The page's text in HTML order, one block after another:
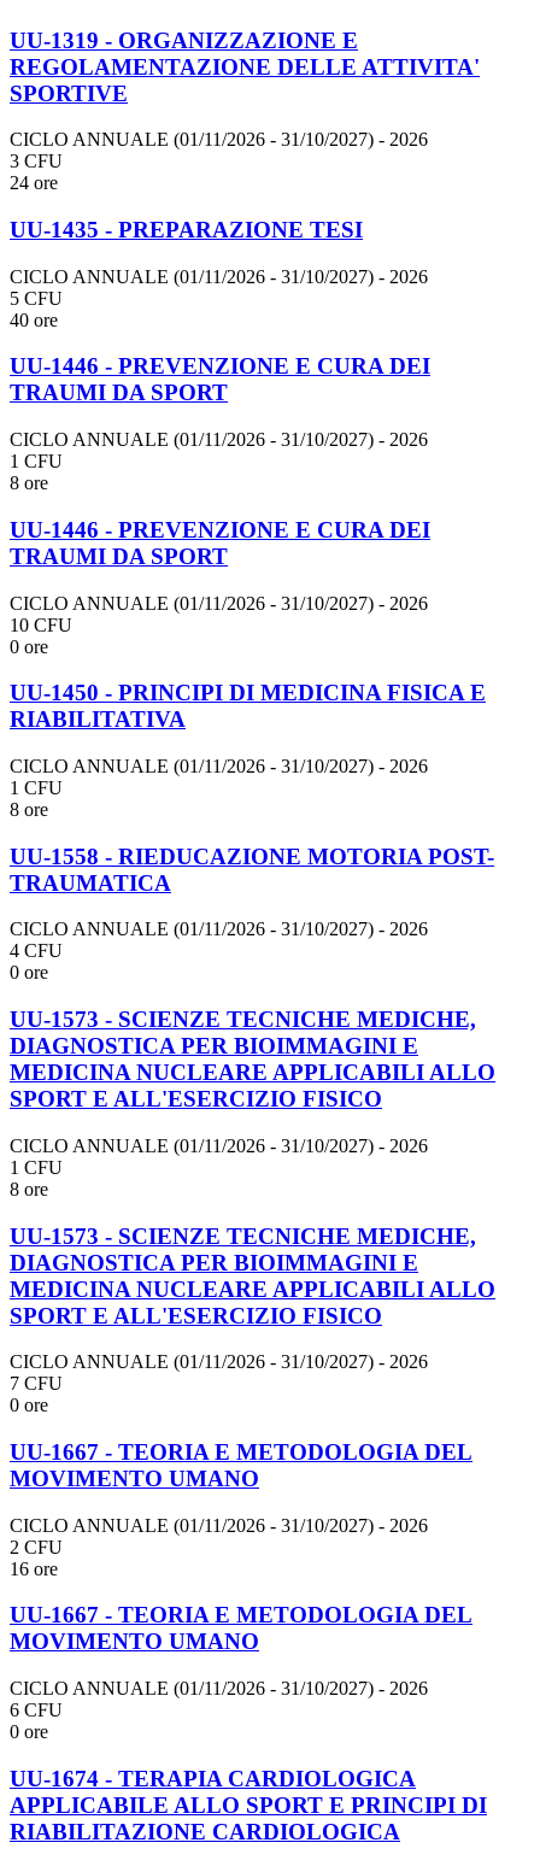
UU-1319 - ORGANIZZAZIONE E
REGOLAMENTAZIONE DELLE ATTIVITA'
SPORTIVE
CICLO ANNUALE (01/11/2026 - 31/10/2027) - 2026
3 CFU
24 ore
UU-1435 - PREPARAZIONE TESI
CICLO ANNUALE (01/11/2026 - 31/10/2027) - 2026
5 CFU
40 ore
UU-1446 - PREVENZIONE E CURA DEI
TRAUMI DA SPORT
CICLO ANNUALE (01/11/2026 - 31/10/2027) - 2026
1 CFU
8 ore
UU-1446 - PREVENZIONE E CURA DEI
TRAUMI DA SPORT
CICLO ANNUALE (01/11/2026 - 31/10/2027) - 2026
10 CFU
0 ore
UU-1450 - PRINCIPI DI MEDICINA FISICA E
RIABILITATIVA
CICLO ANNUALE (01/11/2026 - 31/10/2027) - 2026
1 CFU
8 ore
UU-1558 - RIEDUCAZIONE MOTORIA POST-
TRAUMATICA
CICLO ANNUALE (01/11/2026 - 31/10/2027) - 2026
4 CFU
0 ore
UU-1573 - SCIENZE TECNICHE MEDICHE,
DIAGNOSTICA PER BIOIMMAGINI E
MEDICINA NUCLEARE APPLICABILI ALLO
SPORT E ALL'ESERCIZIO FISICO
CICLO ANNUALE (01/11/2026 - 31/10/2027) - 2026
1 CFU
8 ore
UU-1573 - SCIENZE TECNICHE MEDICHE,
DIAGNOSTICA PER BIOIMMAGINI E
MEDICINA NUCLEARE APPLICABILI ALLO
SPORT E ALL'ESERCIZIO FISICO
CICLO ANNUALE (01/11/2026 - 31/10/2027) - 2026
7 CFU
0 ore
UU-1667 - TEORIA E METODOLOGIA DEL
MOVIMENTO UMANO
CICLO ANNUALE (01/11/2026 - 31/10/2027) - 2026
2 CFU
16 ore
UU-1667 - TEORIA E METODOLOGIA DEL
MOVIMENTO UMANO
CICLO ANNUALE (01/11/2026 - 31/10/2027) - 2026
6 CFU
0 ore
UU-1674 - TERAPIA CARDIOLOGICA
APPLICABILE ALLO SPORT E PRINCIPI DI
RIABILITAZIONE CARDIOLOGICA